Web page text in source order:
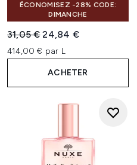
ÉCONOMISEZ -28% CODE:
DIMANCHE
Prix de vente :
31,05 €Prix ​​actuel :
24,84 €
414,00 € par L
ACHETER